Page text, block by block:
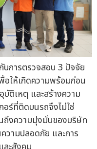
บการตรวจสอบ 3 ปัจจัย
ให้เกิดความพร้อมก่อน
บัติเหตุ และสร้างความ
ร์ที่ติดบนรถจึงไม่ใช่
ถึงความมุ่งมั่นของบริษัท
วามปลอดภัย และการ